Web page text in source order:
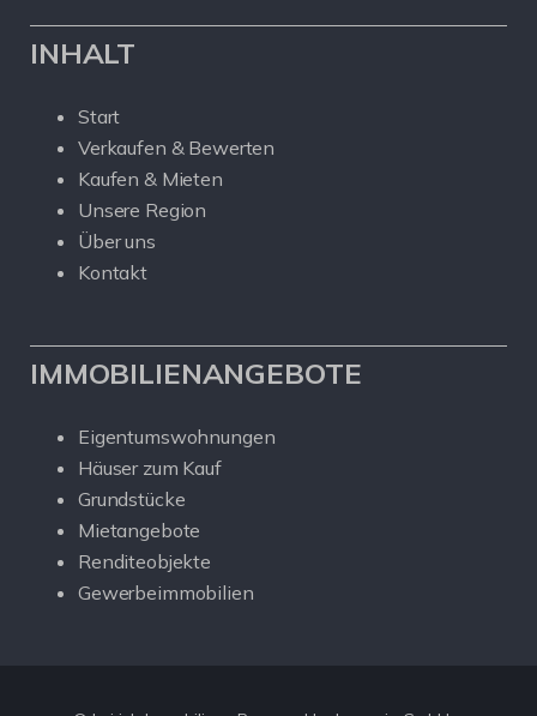
INHALT
Start
Verkaufen & Bewerten
Kaufen & Mieten
Unsere Region
Über uns
Kontakt
IMMOBILIENANGEBOTE
Eigentumswohnungen
Häuser zum Kauf
Grundstücke
Mietangebote
Renditeobjekte
Gewerbeimmobilien